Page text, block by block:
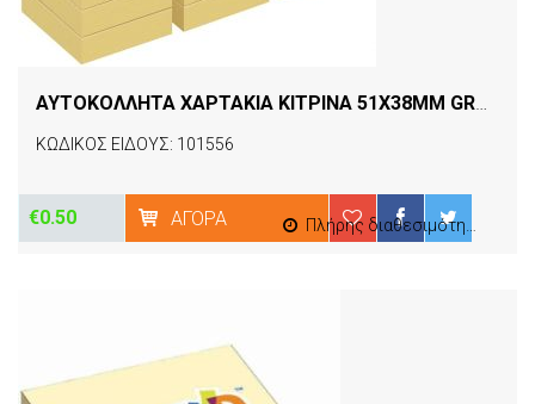
ΚΩΔΙΚΟΣ ΕΙΔΟΥΣ: 101556
€0.50 ΑΓΟΡΆ Πλήρης διαθεσιμότητα